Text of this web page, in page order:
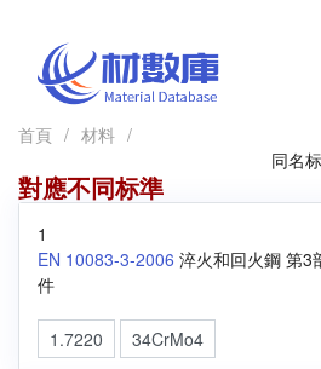
首頁 / 材料 /
同名
對應不同标準
1
EN 10083-3-2006 淬火和回火鋼 第3
件
1.7220 34CrMo4